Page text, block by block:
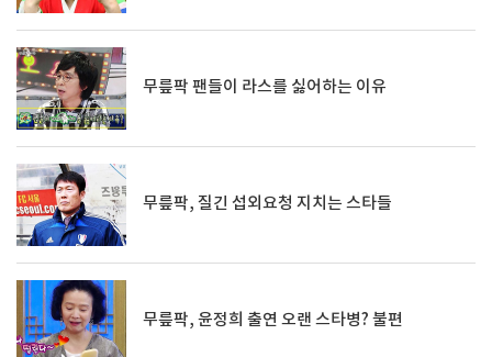
무릎팍 팬들이 라스를 싫어하는 이유
무릎팍, 질긴 섭외요청 지치는 스타들
무릎팍, 윤정희 출연 오랜 스타병? 불편